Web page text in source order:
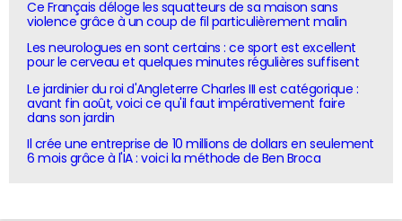
Ce Français déloge les squatteurs de sa maison sans
violence grâce à un coup de fil particulièrement malin
Les neurologues en sont certains : ce sport est excellent
pour le cerveau et quelques minutes régulières suffisent
Le jardinier du roi d'Angleterre Charles III est catégorique :
avant fin août, voici ce qu'il faut impérativement faire
dans son jardin
Il crée une entreprise de 10 millions de dollars en seulement
6 mois grâce à l'IA : voici la méthode de Ben Broca